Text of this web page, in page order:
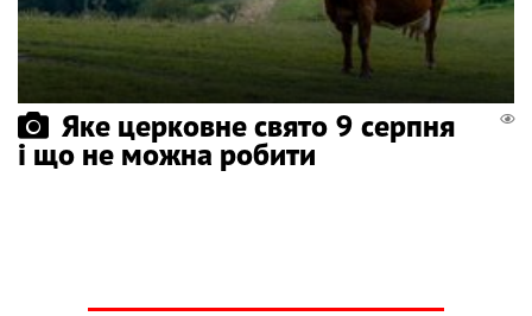
Яке церковне свято 9 серпня
і що не можна робити